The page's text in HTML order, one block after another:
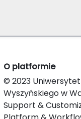
O platformie
© 2023
Wyszyńskiego w
Support &